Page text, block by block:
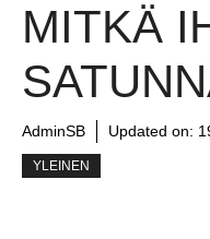
MITKÄ
AdminSB Updated on:
YLEINEN